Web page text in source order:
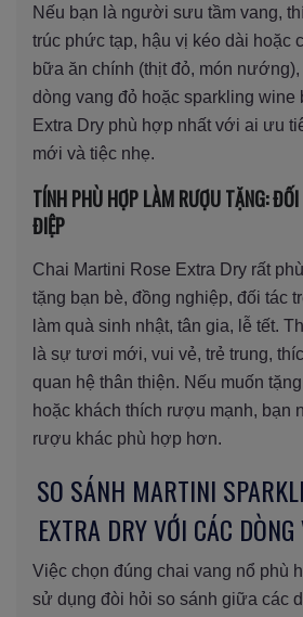
Nếu bạn là người sưu tầm vang,
trúc phức tạp, hậu vị kéo dài hoặc
bữa ăn chính (thịt đỏ, món
dòng vang đỏ hoặc sparkling wine
Extra Dry phù hợp nhất với ai ưu
mới và tiệc nhẹ.
TÍNH PHÙ HỢP LÀM RƯỢU TẶNG:
ĐIỆP
Chai Martini Rose Extra Dry rất
tặng bạn bè, đồng nghiệp, đối tác
làm quà sinh nhật, tân gia, lễ tết.
là sự tươi mới, vui vẻ, trẻ trung,
quan hệ thân thiện. Nếu muốn
hoặc khách thích rượu mạnh, bạn
rượu khác phù hợp hơn.
SO SÁNH MARTINI
EXTRA DRY VỚI CÁC
Việc chọn đúng chai vang nổ phù
sử dụng đòi hỏi so sánh giữa các